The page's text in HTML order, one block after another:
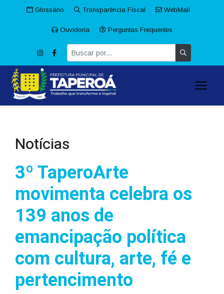
Glossário Transparência Fiscal WebMail
Ouvidoria Perguntas Frequentes
Notícias
3º TaperoArte
movimenta celebra os
139 anos de
emancipação política
com cultura, arte, fé e
pertencimento